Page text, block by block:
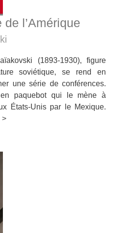
l’Amérique
(1893-1930), figure
soviétique, se rend en
une série de conférences.
paquebot qui le mène à
États-Unis par le Mexique.
>